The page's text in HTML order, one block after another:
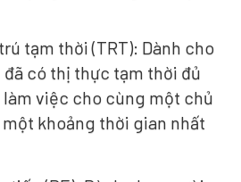
tạm thời (TRT): Dành cho
có thị thực tạm thời đủ
làm việc cho cùng một chủ
khoảng thời gian nhất